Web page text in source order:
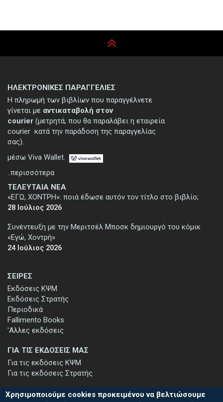
ΣΕΙΡΕΣ
Εκδόσεις ΚΨΜ
Εκδόσεις Στρατής
Περιοδικά
Fallimento Books
'Αλλες εκδόσεις
ΤΕΛΕΥΤΑΙΑ ΝΕΑ
«ΕΓΩ, ΧΟΝΤΡΗ»: ποιά έδωσε αυτόν τον τίτλο στο βιβλίο;
28 Ιούλιος 2026
Συνέντευξη με την Μεριτσέλ Μποσκ δημιουργό του κόμικ
«Εγώ, Χοντρή»
24 Ιούλιος 2026
ΓΙΑ ΤΙΣ ΕΚΔΟΣΕΙΣ ΜΑΣ
Για τις εκδόσεις ΚΨΜ
Για τις εκδόσεις Στρατής
ΗΛΕΚΤΡΟΝΙΚΕΣ ΠΑΡΑΓΓΕΛΙΕΣ
Η πληρωμή των βιβλίων που παραγγέλνετε
γίνεται με αντικαταβολή στον
courier (μετρητά, που θα παραλάβει η εταιρεία
courier κατά την παράδοση της παραγγελίας
σας).
μέσω Viva Wallet.
..περισσότερα
Χρησιμοποιούμε cookies προκειμένου να βελτιώσουμε